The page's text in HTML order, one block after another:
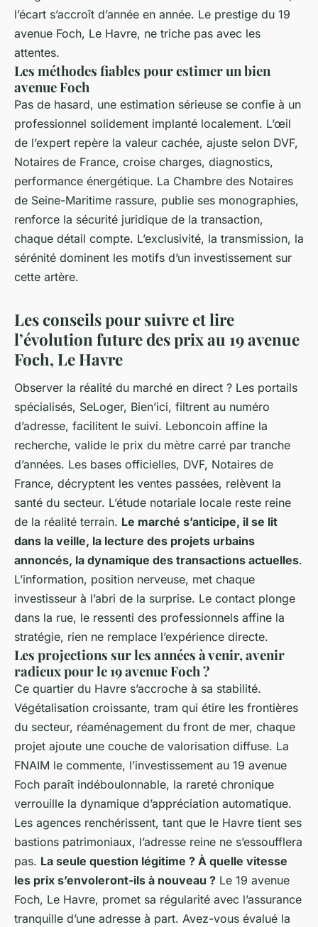
l’écart s’accroît d’année en année. Le prestige du 19
avenue Foch, Le Havre, ne triche pas avec les
attentes.
Les méthodes fiables pour estimer un bien
avenue Foch
Pas de hasard, une estimation sérieuse se confie à un
professionnel solidement implanté localement. L’œil
de l’expert repère la valeur cachée, ajuste selon DVF,
Notaires de France, croise charges, diagnostics,
performance énergétique. La Chambre des Notaires
de Seine-Maritime rassure, publie ses monographies,
renforce la sécurité juridique de la transaction,
chaque détail compte. L’exclusivité, la transmission, la
sérénité dominent les motifs d’un investissement sur
cette artère.
Les conseils pour suivre et lire
l’évolution future des prix au 19 avenue
Foch, Le Havre
Observer la réalité du marché en direct ? Les portails
spécialisés, SeLoger, Bien’ici, filtrent au numéro
d’adresse, facilitent le suivi. Leboncoin affine la
recherche, valide le prix du mètre carré par tranche
d’années. Les bases officielles, DVF, Notaires de
France, décryptent les ventes passées, relèvent la
santé du secteur. L’étude notariale locale reste reine
de la réalité terrain. Le marché s’anticipe, il se lit
dans la veille, la lecture des projets urbains
annoncés, la dynamique des transactions actuelles.
L’information, position nerveuse, met chaque
investisseur à l’abri de la surprise. Le contact plonge
dans la rue, le ressenti des professionnels affine la
stratégie, rien ne remplace l’expérience directe.
Les projections sur les années à venir, avenir
radieux pour le 19 avenue Foch ?
Ce quartier du Havre s’accroche à sa stabilité.
Végétalisation croissante, tram qui étire les frontières
du secteur, réaménagement du front de mer, chaque
projet ajoute une couche de valorisation diffuse. La
FNAIM le commente, l’investissement au 19 avenue
Foch paraît indéboulonnable, la rareté chronique
verrouille la dynamique d’appréciation automatique.
Les agences renchérissent, tant que le Havre tient ses
bastions patrimoniaux, l’adresse reine ne s’essoufflera
pas. La seule question légitime ? À quelle vitesse
les prix s’envoleront-ils à nouveau ? Le 19 avenue
Foch, Le Havre, promet sa régularité avec l’assurance
tranquille d’une adresse à part. Avez-vous évalué la